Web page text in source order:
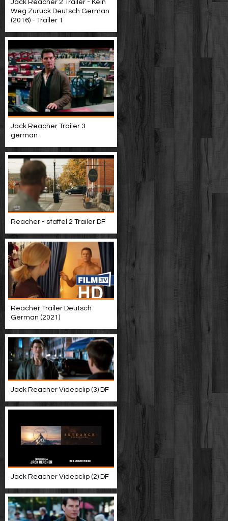
Jack Reacher 2 Trailer - Kein
Weg Zurück Deutsch German
(2016) - Trailer 1
Jack Reacher Trailer 3
german
Reacher - staffel 2 Trailer DF
Reacher Trailer Deutsch
German (2021)
Jack Reacher Videoclip (3) DF
Jack Reacher Videoclip (2) DF